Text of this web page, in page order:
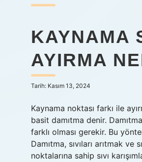
KAYNAMA
AYIRMA
Tarih: Kasım 13, 2024
Kaynama noktası farkı ile
basit damıtma denir.
farklı olması gerekir. Bu
Damıtma, sıvıları arıtmak ve
noktalarına sahip sıvı